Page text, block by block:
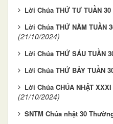
Lời Chúa THỨ TƯ TUẦN 30
Lời Chúa THỨ NĂM TUẦN
(21/10/2024)
Lời Chúa THỨ SÁU TUẦN
Lời Chúa THỨ BẢY TUẦN
Lời Chúa CHÚA NHẬT
(21/10/2024)
SNTM Chúa nhật 30